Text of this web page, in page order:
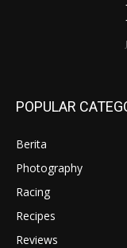
POPULAR
Berita
Photography
Racing
Recipes
Reviews